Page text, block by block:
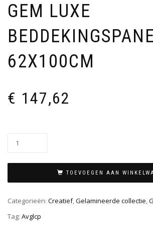
GEM LUXE
62X100CM
€ 147,62
TOEVOEGEN AAN
Categorieën: Creatief,Gelamineerde collectie,
Tag: Avglcp